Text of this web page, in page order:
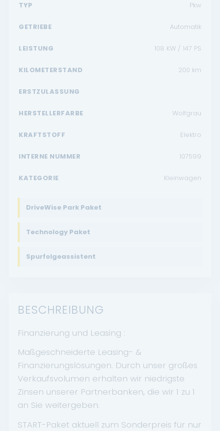
TYP Pkw
GETRIEBE Automatik
LEISTUNG 108 KW / 147 PS
KILOMETERSTAND 200 km
ERSTZULASSUNG
HERSTELLERFARBE Wolfgrau
KRAFTSTOFF Elektro
INTERNE NUMMER 107599
KATEGORIE Kleinwagen
DriveWise Park Paket
Technology Paket
Spurfolgeassistent
BESCHREIBUNG
Finanzierung und Leasing :
Maßgeschneiderte Leasing- &
Finanzierungslösungen. Durch unser großes
Verkaufsvolumen erhalten wir niedrigste
Zinsen unserer Partnerbanken, die wir 1 zu 1
an Sie weitergeben.
START-Paket aktuell zum Sonderpreis für nur